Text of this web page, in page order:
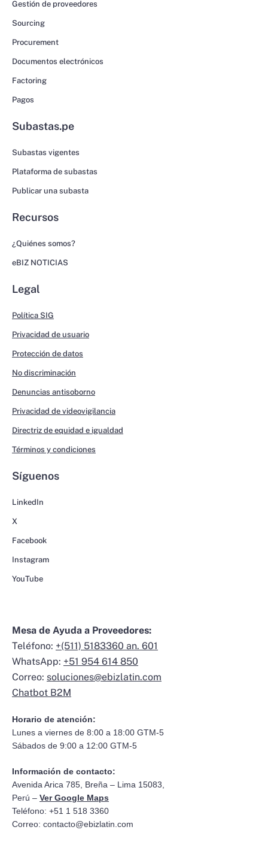
Gestión de proveedores
Sourcing
Procurement
Documentos electrónicos
Factoring
Pagos
Subastas.pe
Subastas vigentes
Plataforma de subastas
Publicar una subasta
Recursos
¿Quiénes somos?
eBIZ NOTICIAS
Legal
Política SIG
Privacidad de usuario
Protección de datos
No discriminación
Denuncias antisoborno
Privacidad de videovigilancia
Directriz de equidad e igualdad
Términos y condiciones
Síguenos
LinkedIn
X
Facebook
Instagram
YouTube
Mesa de Ayuda a Proveedores:
Teléfono: +(511) 5183360 an. 601
WhatsApp: +51 954 614 850
Correo: soluciones@ebizlatin.com
Chatbot B2M
Horario de atención:
Lunes a viernes de 8:00 a 18:00 GTM-5
Sábados de 9:00 a 12:00 GTM-5
Información de contacto:
Avenida Arica 785, Breña – Lima 15083,
Perú – Ver Google Maps
Teléfono: +51 1 518 3360
Correo: contacto@ebizlatin.com